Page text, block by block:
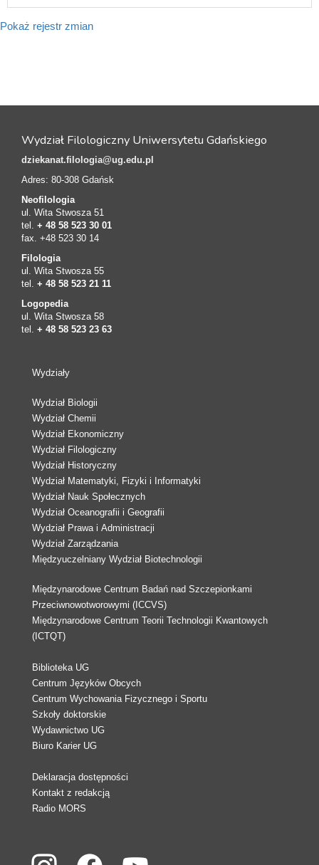
Pokaż rejestr zmian
Wydział Filologiczny Uniwersytetu Gdańskiego
dziekanat.filologia@ug.edu.pl
Adres: 80-308 Gdańsk
Neofilologia
ul. Wita Stwosza 51
tel. + 48 58 523 30 01
fax. +48 523 30 14
Filologia
ul. Wita Stwosza 55
tel. + 48 58 523 21 11
Logopedia
ul. Wita Stwosza 58
tel. + 48 58 523 23 63
Wydziały
Wydział Biologii
Wydział Chemii
Wydział Ekonomiczny
Wydział Filologiczny
Wydział Historyczny
Wydział Matematyki, Fizyki i Informatyki
Wydział Nauk Społecznych
Wydział Oceanografii i Geografii
Wydział Prawa i Administracji
Wydział Zarządzania
Międzyuczelniany Wydział Biotechnologii
Międzynarodowe Centrum Badań nad Szczepionkami
Przeciwnowotworowymi (ICCVS)
Międzynarodowe Centrum Teorii Technologii Kwantowych
(ICTQT)
Biblioteka UG
Centrum Języków Obcych
Centrum Wychowania Fizycznego i Sportu
Szkoły doktorskie
Wydawnictwo UG
Biuro Karier UG
Deklaracja dostępności
Kontakt z redakcją
Radio MORS